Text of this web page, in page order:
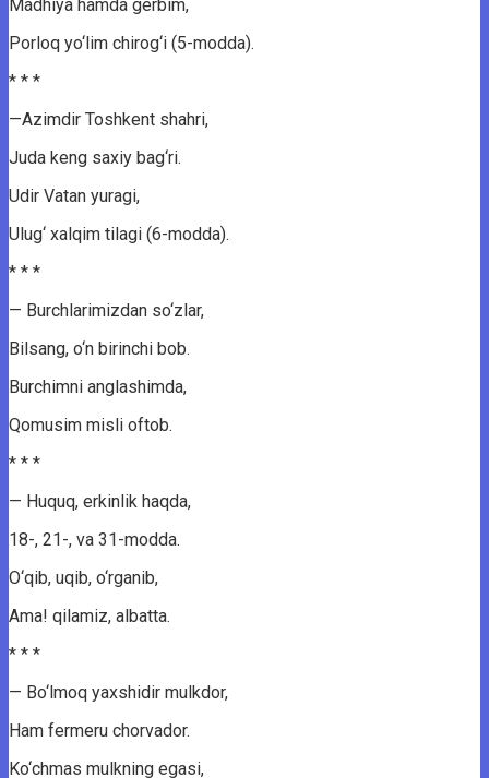
Madhiya hamda gerbim,
Porloq yo‘lim chirog‘i (5-modda).
* * *
—Azimdir Toshkent shahri,
Juda keng saxiy bag‘ri.
Udir Vatan yuragi,
Ulug‘ xalqim tilagi (6-modda).
* * *
— Burchlarimizdan so‘zlar,
Bilsang, o‘n birinchi bob.
Burchimni anglashimda,
Qomusim misli oftob.
* * *
— Huquq, erkinlik haqda,
18-, 21-, va 31-modda.
O‘qib, uqib, o‘rganib,
Ama! qilamiz, albatta.
* * *
— Bo‘lmoq yaxshidir mulkdor,
Ham fermeru chorvador.
Ko‘chmas mulkning egasi,